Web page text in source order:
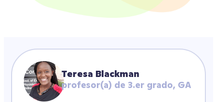
Teresa Blackman
profesor(a) de 3.er grado, GA